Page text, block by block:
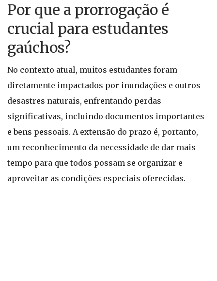
Por que a prorrogação é
crucial para estudantes
gaúchos?
No contexto atual, muitos estudantes foram
diretamente impactados por inundações e outros
desastres naturais, enfrentando perdas
significativas, incluindo documentos importantes
e bens pessoais. A extensão do prazo é, portanto,
um reconhecimento da necessidade de dar mais
tempo para que todos possam se organizar e
aproveitar as condições especiais oferecidas.